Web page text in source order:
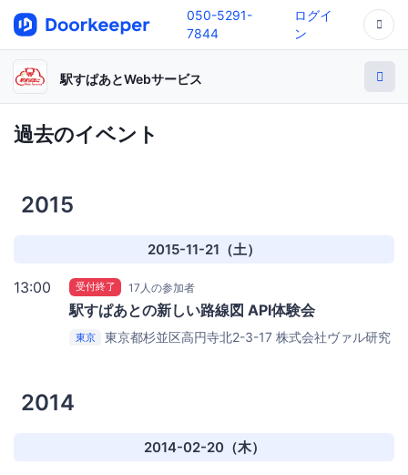
050-5291-
7844
ログイ
ン
駅すぱあとWebサービス
過去のイベント
2015
2015-11-21（土）
13:00 受付終了 17人の参加者
駅すぱあとの新しい路線図 API体験会
東京 東京都杉並区高円寺北2-3-17 株式会社ヴァル研究
2014
2014-02-20（木）